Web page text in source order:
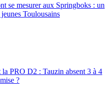
se mesurer aux Springboks : un
Toulousains
PRO D2 : Tauzin absent 3 à 4
?